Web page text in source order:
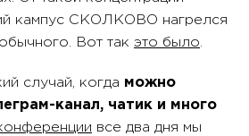
кампус СКОЛКОВО нагрелся
Вот так это было.
случай, когда можно
канал, чатик и много
все два дня мы